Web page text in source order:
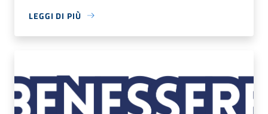
LEGGI DI PIÙ